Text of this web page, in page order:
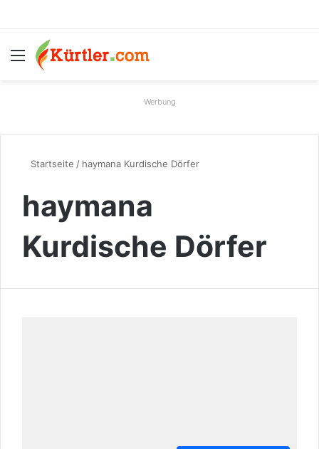
Menü
Werbung
Startseite / haymana Kurdische Dörfer
haymana
Kurdische Dörfer